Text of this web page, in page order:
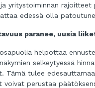
yritystoiminnan
edessä olla
paranee, uusia
helpottaa
selkeytyessä
Tämä tulee
voivat perustaa